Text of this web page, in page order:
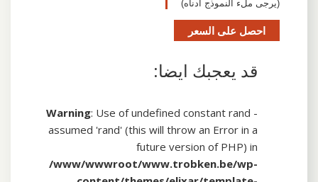
(يرجى ملء النموذج أدناه)
احصل على السعر
قد يعجبك ايضا:
Warning: Use of undefined constant rand -
assumed 'rand' (this will throw an Error in a
future version of PHP) in
/www/wwwroot/www.trobken.be/wp-